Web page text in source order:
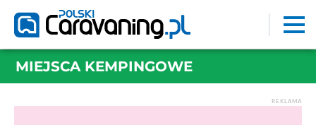
MIEJSCA KEMPINGOWE
REKLAMA